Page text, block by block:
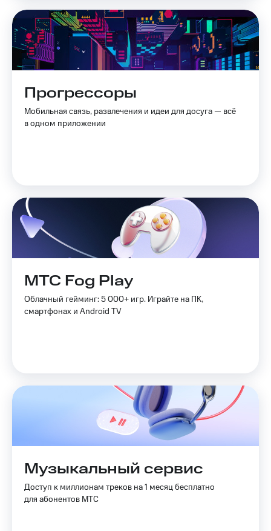
Прогрессоры
Мобильная связь, развлечения и идеи для досуга — всё
в одном приложении
МТС Fog Play
Облачный гейминг: 5 000+ игр. Играйте на ПК,
смартфонах и Android TV
Музыкальный сервис
Доступ к миллионам треков на 1 месяц бесплатно
для абонентов МТС